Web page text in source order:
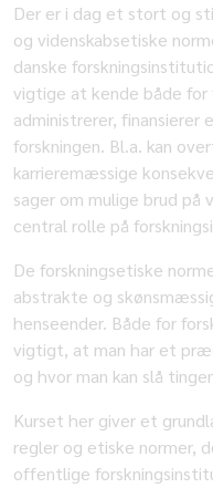
Der er i dag et stort og
og videnskabsetiske
danske
vigtige at kende både
administrerer,
forskningen. Bl.a. kan
karrieremæssige
sager om mulige brud på
central rolle på
De forskningsetiske
abstrakte og
henseender. Både for
vigtigt, at man har et
og hvor man kan slå
Kurset her giver et
regler og etiske normer,
offentlige